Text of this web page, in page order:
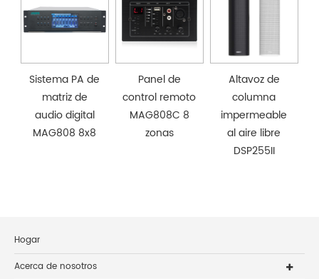
Sistema PA de
matriz de
audio digital
MAG808 8x8
Panel de
control remoto
MAG808C 8
zonas
Altavoz de
columna
impermeable
al aire libre
DSP255II
Hogar
Acerca de nosotros